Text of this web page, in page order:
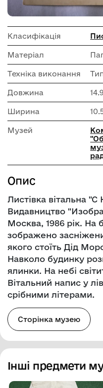
Класифікація
Матеріал
Техніка виконання
Довжина
Ширина
Музей
Опис
Листівка вітальна
Видавництво
Москва, 1986 рік. На
зображено
якого стоїть Дід
Навколо будинку
ялинки. На небі
Вітальний напис у
срібними літерами.
Сторінка музею
Інші предмети